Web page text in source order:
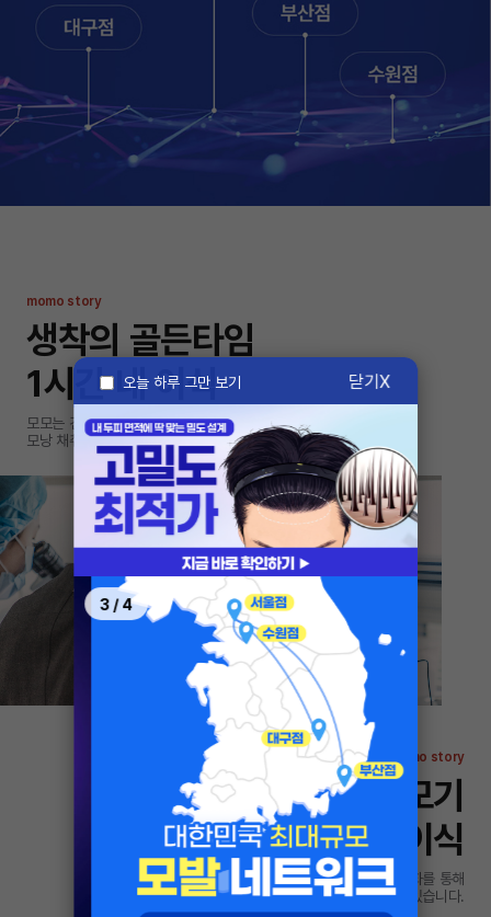
momo story
생착의 골든타임
1시간 내 이식
모모는 건강한 모낭만을 분리하여
모낭 채취 후 1시간 내 이식합니다.
momo story
자체개발 식모기
섬세한 이식
모모는 장비 고도화를 통해
섬세한 모발이식을 식립하고 있습니다.
오늘 하루 그만 보기 닫기
3 /4